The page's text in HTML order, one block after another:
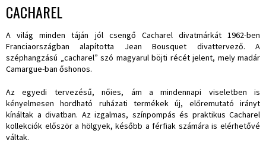
CACHAREL
A világ minden táján jól csengő Cacharel divatmárkát 1962-ben
Franciaországban alapította Jean Bousquet divattervező. A
széphangzású „cacharel” szó magyarul böjti récét jelent, mely madár
Camargue-ban őshonos.
Az egyedi tervezésű, nőies, ám a mindennapi viseletben is
kényelmesen hordható ruházati termékek új, előremutató irányt
kínáltak a divatban. Az izgalmas, színpompás és praktikus Cacharel
kollekciók először a hölgyek, később a férfiak számára is elérhetővé
váltak.